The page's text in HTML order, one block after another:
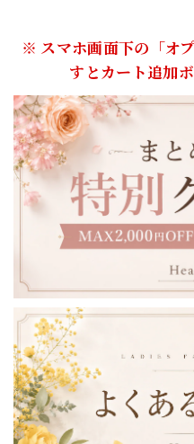
※ スマホ画面下の「オ
すとカート追加